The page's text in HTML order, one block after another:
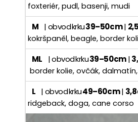
foxteriér, pudl, basenji, mudi
M | obvod krku39–50 cm|
kokršpaněl, beagle, border
ML | obvod krku39–50 cm|
border kolie, ovčák,
L | obvod krku49–60 cm|
ridgeback, doga, cane corso